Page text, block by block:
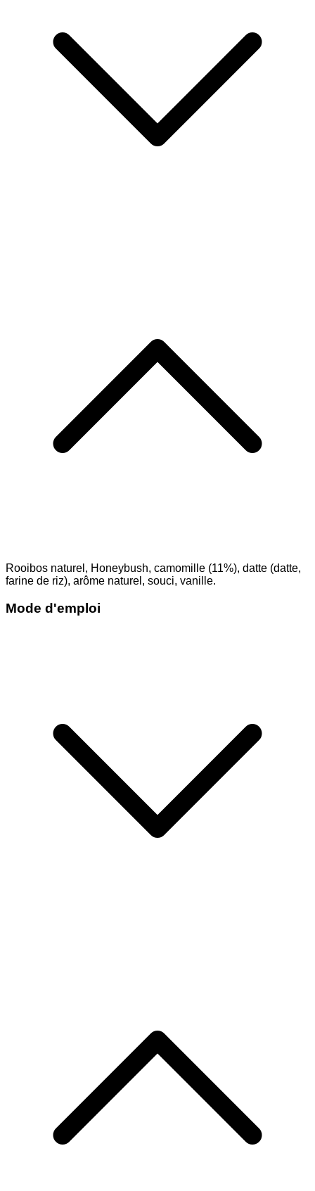
Rooibos naturel, Honeybush, camomille (11%), datte (datte,
farine de riz), arôme naturel, souci, vanille.
Mode d'emploi